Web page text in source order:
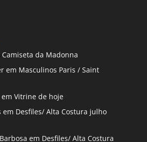
Camiseta da Madonna
em Masculinos Paris / Saint
em Vitrine de hoje
em Desfiles/ Alta Costura julho
em Desfiles/ Alta Costura